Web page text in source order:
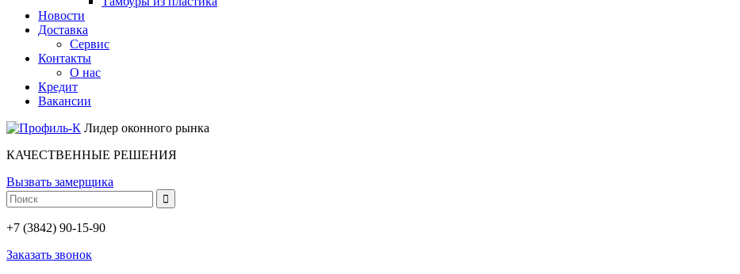
Новости
Доставка
Сервис
Контакты
О нас
Кредит
Вакансии
Лидер оконного рынка
КАЧЕСТВЕННЫЕ РЕШЕНИЯ
Вызвать замерщика
+7 (3842) 90-15-90
Заказать звонок